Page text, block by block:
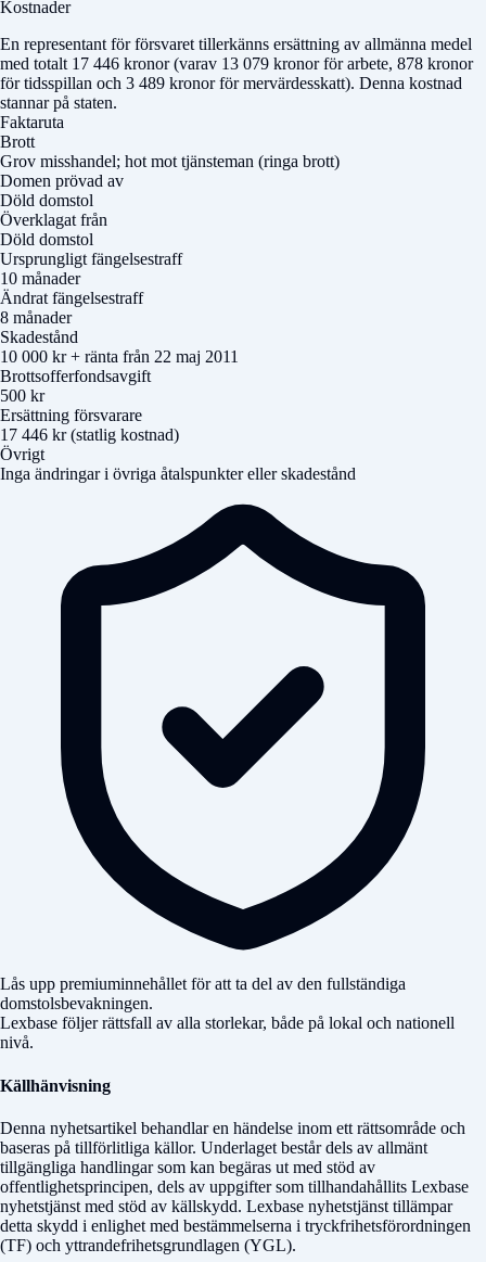
Kostnader
En representant för försvaret tillerkänns ersättning av allmänna medel
med totalt 17 446 kronor (varav 13 079 kronor för arbete, 878 kronor
för tidsspillan och 3 489 kronor för mervärdesskatt). Denna kostnad
stannar på staten.
Faktaruta
Brott
Grov misshandel; hot mot tjänsteman (ringa brott)
Domen prövad av
Döld domstol
Överklagat från
Döld domstol
Ursprungligt fängelsestraff
10 månader
Ändrat fängelsestraff
8 månader
Skadestånd
10 000 kr + ränta från 22 maj 2011
Brottsofferfondsavgift
500 kr
Ersättning försvarare
17 446 kr (statlig kostnad)
Övrigt
Inga ändringar i övriga åtalspunkter eller skadestånd
Lås upp premiuminnehållet för att ta del av den fullständiga
domstolsbevakningen.
Lexbase följer rättsfall av alla storlekar, både på lokal och nationell
nivå.
Källhänvisning
Denna nyhetsartikel behandlar en händelse inom ett rättsområde och
baseras på tillförlitliga källor. Underlaget består dels av allmänt
tillgängliga handlingar som kan begäras ut med stöd av
offentlighetsprincipen, dels av uppgifter som tillhandahållits Lexbase
nyhetstjänst med stöd av källskydd. Lexbase nyhetstjänst tillämpar
detta skydd i enlighet med bestämmelserna i tryckfrihetsförordningen
(TF) och yttrandefrihetsgrundlagen (YGL).